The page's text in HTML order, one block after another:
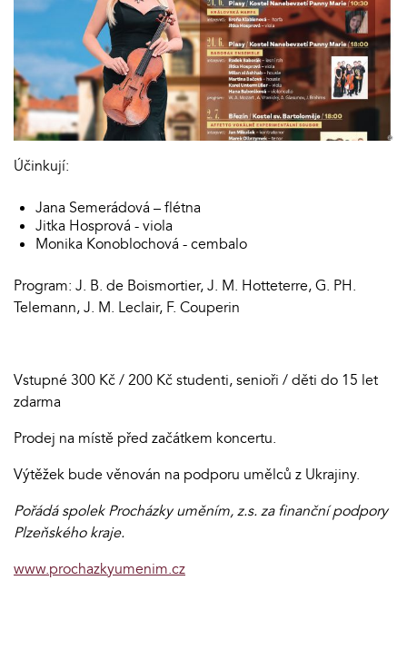
Účinkují:
Jana Semerádová – flétna
Jitka Hosprová - viola
Monika Konoblochová - cembalo
Program: J. B. de Boismortier, J. M. Hotteterre, G. PH.
Telemann, J. M. Leclair, F. Couperin
Vstupné 300 Kč / 200 Kč studenti, senioři / děti do 15 let
zdarma
Prodej na místě před začátkem koncertu.
Výtěžek bude věnován na podporu umělců z Ukrajiny.
Pořádá spolek Procházky uměním, z.s. za finanční podpory
Plzeňského kraje.
www.prochazkyumenim.cz